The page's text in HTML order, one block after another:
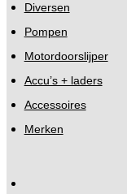
Diversen
Pompen
Motordoorslijper
Accu’s + laders
Accessoires
Merken